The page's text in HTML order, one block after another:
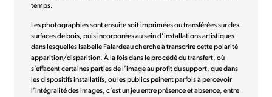
temps.
Les photographies sont ensuite soit imprimées ou transférées sur des
surfaces de bois, puis incorporées au sein d’installations artistiques
dans lesquelles Isabelle Falardeau cherche à transcrire cette polarité
apparition/disparition. À la fois dans le procédé du transfert, où
s’effacent certaines parties de l’image au profit du support, que dans
les dispositifs installatifs, où les publics peinent parfois à percevoir
l’intégralité des images, c’est un jeu entre présence et absence, entre